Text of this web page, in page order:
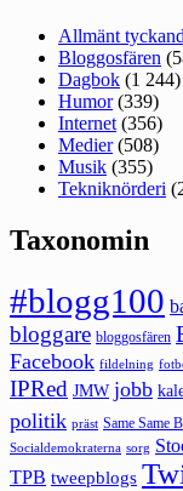
Allmänt
Bloggosfären
Dagbok (1 244)
Humor(339)
Internet (356)
Medier(508)
Musik (355)
Tekniknörderi
Taxonomin
#blogg100
bloggare bloggosfären
Facebook fildelning
IPRed JMW jobb
politik präst Same Same
Socialdemokraterna sorg
TPB tweepblogs